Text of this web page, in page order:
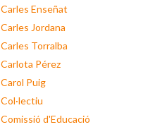
Carles Enseñat
Carles Jordana
Carles Torralba
Carlota Pérez
Carol Puig
Col·lectiu
Comissió d'Educació